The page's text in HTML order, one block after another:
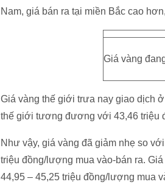
Nam, giá bán ra tại miền Bắc cao
Giá vàng
Giá vàng thế giới trưa nay giao dịch
thế giới tương đương với 43,46 triệu
Như vậy, giá vàng đã giảm nhẹ so
triệu đồng/lượng mua vào-bán ra.
44,95 – 45,25 triệu đồng/lượng mua